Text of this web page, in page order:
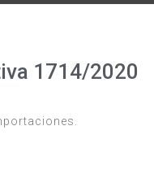
1714/2020